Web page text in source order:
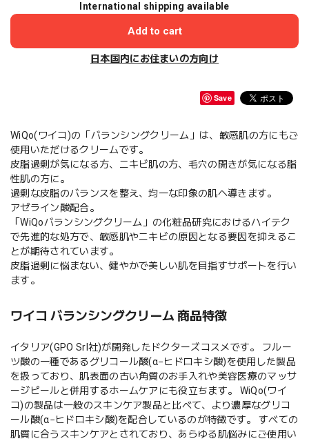
International shipping available
Add to cart
日本国内にお住まいの方向け
Save
WiQo(ワイコ)の「バランシングクリーム」は、敏感肌の方にもご
使用いただけるクリームです。
皮脂過剰が気になる方、ニキビ肌の方、毛穴の開きが気になる脂
性肌の方に。
過剰な皮脂のバランスを整え、均一な印象の肌へ導きます。
アゼライン酸配合。
「WiQoバランシングクリーム」の化粧品研究におけるハイテク
で先進的な処方で、敏感肌やニキビの原因となる要因を抑えるこ
とが期待されています。
皮脂過剰に悩まない、健やかで美しい肌を目指すサポートを行い
ます。
ワイコ バランシングクリーム 商品特徴
イタリア(GPO Srl社)が開発したドクターズコスメです。 フルー
ツ酸の一種であるグリコール酸(α−ヒドロキシ酸)を使用した製品
を扱っており、肌表面の古い角質のお手入れや美容医療のマッサ
ージピールと併用するホームケアにも役立ちます。 WiQo(ワイ
コ)の製品は一般のスキンケア製品と比べて、より濃厚なグリコ
ール酸(α−ヒドロキシ酸)を配合しているのが特徴です。 すべての
肌質に合うスキンケアとされており、あらゆる肌悩みにご使用い